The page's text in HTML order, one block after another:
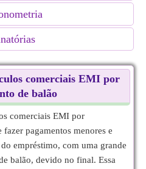
comerciais EMI por
de balão
comerciais EMI por
pagamentos menores e
empréstimo, com uma grande
balão, devido no final. Essa